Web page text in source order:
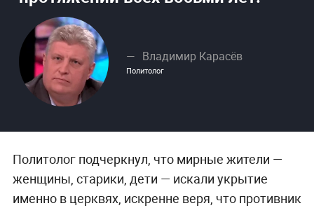
Владимир Карасёв
Политолог
Политолог подчеркнул, что мирные жители —
женщины, старики, дети — искали укрытие
именно в церквях, искренне веря, что противник